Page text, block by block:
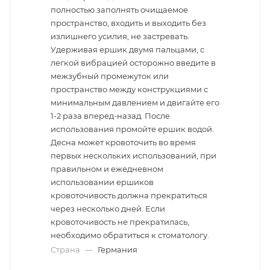
полностью заполнять очищаемое
пространство, входить и выходить без
излишнего усилия, не застревать.
Удерживая ершик двумя пальцами, с
легкой вибрацией осторожно введите в
межзубный промежуток или
пространство между конструкциями с
минимальным давлением и двигайте его
1-2 раза вперед-назад. После
использования промойте ершик водой.
Десна может кровоточить во время
первых нескольких использований, при
правильном и ежедневном
использовании ершиков
кровоточивость должна прекратиться
через несколько дней. Если
кровоточивость не прекратилась,
необходимо обратиться к стоматологу.
Страна — Германия